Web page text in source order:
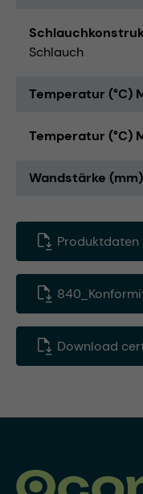
Schlauch
Temperatur (°C)
Temperatur (°C)
Wandstärke (mm)
Download